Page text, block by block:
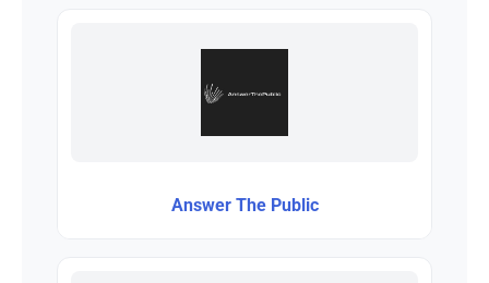
Answer The Public